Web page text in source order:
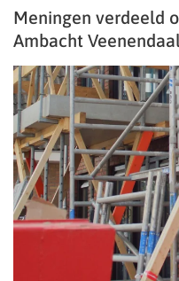
Meningen verdeeld
Ambacht